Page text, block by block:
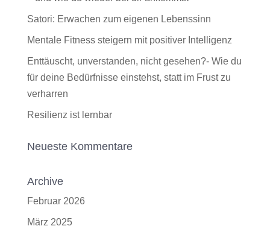
Satori: Erwachen zum eigenen Lebenssinn
Mentale Fitness steigern mit positiver Intelligenz
Enttäuscht, unverstanden, nicht gesehen?- Wie du
für deine Bedürfnisse einstehst, statt im Frust zu
verharren
Resilienz ist lernbar
Neueste Kommentare
Archive
Februar 2026
März 2025